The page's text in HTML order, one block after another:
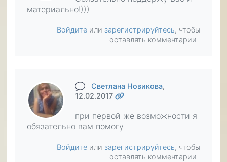
материально!)))
Войдите или зарегистрируйтесь, чтобы
оставлять комментарии
Светлана Новикова,
12.02.2017
при первой же возможности я
обязательно вам помогу
Войдите или зарегистрируйтесь, чтобы
оставлять комментарии